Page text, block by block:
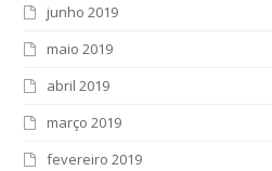
junho 2019
maio 2019
abril 2019
março 2019
fevereiro 2019